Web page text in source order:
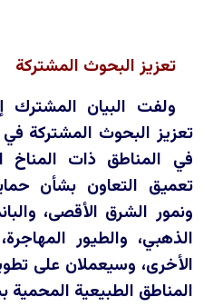
تعزيز البحوث المشتركة
ولفت البيان المشترك
تعزيز البحوث المشتركة
في المناطق ذات المناخ
تعميق التعاون بشأن
ونمور الشرق الأقصى،
الذهبي، والطيور
الأخرى، وسيعملان على
المناطق الطبيعية